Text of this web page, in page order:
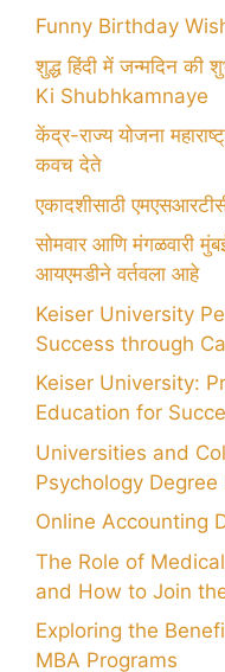
Funny Birthday
शुद्ध हिंदी में जन्मदिन
Ki Shubhkamnaye
केंद्र-राज्य योजना
कवच देते
एकादशीसाठी
सोमवार आणि मंगळवारी
आयएमडीने वर्तवला आहे
Keiser University
Success through
Keiser University:
Education for
Universities and
Psychology Degree
Online Accounting
The Role of
and How to Join
Exploring the
MBA Programs